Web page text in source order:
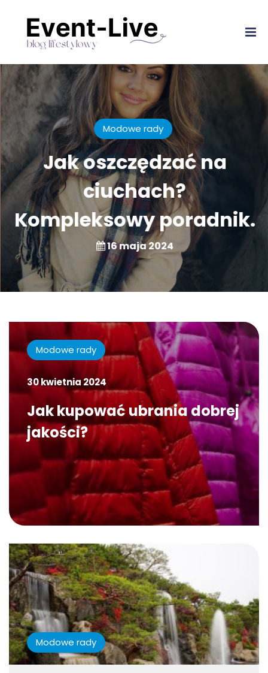
Modowe rady
Jak oszczędzać na
ciuchach?
Kompleksowy poradnik.
16 maja 2024
Modowe rady
30 kwietnia 2024
Jak kupować ubrania dobrej
jakości?
Modowe rady